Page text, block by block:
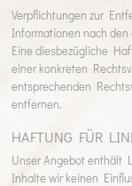
Verpflichtungen zur
Informationen nach
Eine diesbezügliche
einer konkreten
entsprechenden
entfernen.
HAFTUNG FÜR
Unser Angebot enthält
Inhalte wir keinen